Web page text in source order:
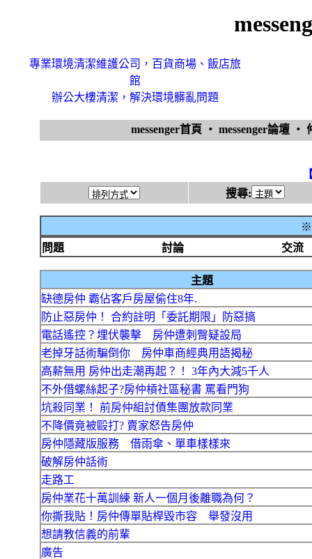
專業環境清潔維護公司，百貨商場、飯店旅
館
辦公大樓清潔，解決環境髒亂問題
messenger首頁 ‧ messenger論壇 ‧
搜尋:
※
問題
討論 交流
主題
缺德房仲 霸佔客戶房屋偷住8年.
防止惡房仲！ 合約註明「委託期限」防惡搞
電話遙控？埋伏襲擊 房仲遭刺臀疑設局
老掉牙話術騙倒你 房仲車商經典用語揭秘
高薪無用 房仲出走潮再起？！ 3年內大減5千人
不外借螺絲起子?房仲槓社區秘書 罵看門狗
坑殺同業！ 前房仲組討債集團放款同業
不降價竟被毆打? 賣家怒告房仲
房仲隱藏版服務 借雨傘、單車樣樣來
破解房仲話術
走路工
房仲業花十萬訓練 新人一個月後離職為何？
你撕我貼！房仲傳單貼桿毀市容 舉發沒用
想請教信義的前輩
廣告